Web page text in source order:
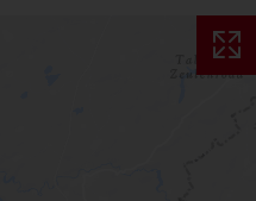
Skip interactive map (Not